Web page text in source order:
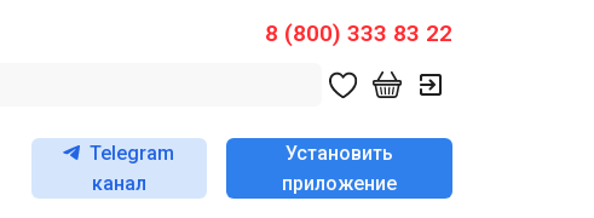
8 (800) 333 83 22
Telegram
канал
Установить
приложение